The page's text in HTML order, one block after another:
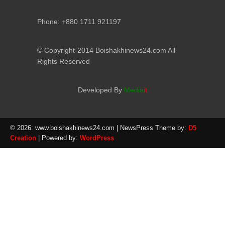
Phone: +880 1711 921197
© Copyright-2014 Boishakhinews24.com All
Rights Reserved
Developed By Mediait
© 2026: www.boishakhinews24.com | NewsPress Theme by: D5
Creation | Powered by: WordPress